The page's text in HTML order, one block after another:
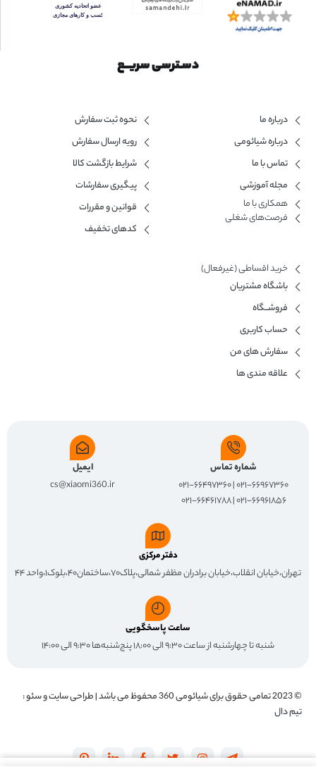
دسـترسی سریــع
درباره ما
درباره شیائومی
تماس با ما
مجله آموزشی
همکاری با ما​
فرصت‌های شغلی
نحوه ثبت سفارش
رویه ارسال سفارش
شرایط بازگشت کالا
پیگیری سفارشات
قوانین و مقررات
کدهای تخفیف
خرید اقساطی (غیرفعال)
باشگاه مشتریان
فروشــگاه
حساب کاربری
سفارش های من
علاقه مندی ها
شماره تماس
۰۲۱-۶۶۹۶۷۳۶۰ | ۰۲۱-۶۶۴۹۷۳۶۰
۰۲۱-۶۶۹۶۱۸۵۶ | ۰۲۱-۶۶۴۶۱۷۸۸
ایمیل
cs@xiaomi360.ir
دفتر مرکزی
تهران،خیابان انقلاب،خیابان برادران مظفر شمالی،پلاک۷۰،ساختمان۴۰،بلوک۱،واحد ۴۴
ساعت پاسخگویی
شنبه تا چهارشنبه از ساعت ۹:۳۰ الی ۱۸:۰۰ پنج‌شنبه‌ها ۹:۳۰ الی ۱۴:۰۰
© 2023 تمامی حقوق برای شیائومی 360
محفوظ می باشد | طراحی سایت و سئو :
تیم دال